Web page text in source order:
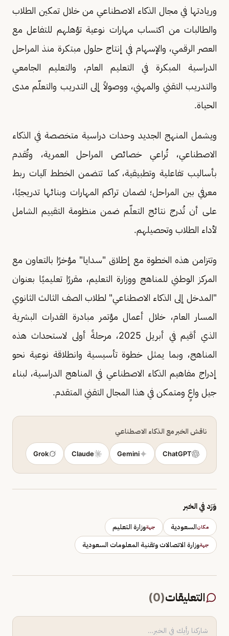
وريادتها في مجال الذكاء الاصطناعي من خلال تمكين الطلاب
والطالبات من اكتساب مهارات نوعية تؤهلهم للتفاعل مع
العصر الرقمي، والإسهام في إنتاج حلول مبتكرة منذ المراحل
الدراسية المبكرة في التعليم العام، والتعليم الجامعي
والتدريب التقني والمهني، ووصولاً إلى التدريب والتعلّم مدى
الحياة.
ويشمل المنهج الجديد وحدات دراسية متخصصة في الذكاء
الاصطناعي، تُراعي خصائص المراحل العمرية، وتُقدم
بأساليب تفاعلية وتطبيقية، كما تتضمن الخطط آليات ربط
معرفي بين المراحل؛ لضمان تراكم المهارات وبنائها تدريجيًا،
على أن تُدرج نتائج التعلّم ضمن منظومة التقييم الشامل
لأداء الطلاب وتحصيلهم.
وتتزامن هذه الخطوة مع إطلاق "سدايا" مؤخرًا بالتعاون مع
المركز الوطني للمناهج ووزارة التعليم، مقررًا تعليميًا بعنوان
"المدخل إلى الذكاء الاصطناعي" لطلاب الصف الثالث الثانوي
المسار العام، خلال أعمال مؤتمر مبادرة القدرات البشرية
الذي أقيم في أبريل 2025، مرحلةً أولى لاستحداث هذه
المناهج، وبما يمثل خطوة تأسيسية وانطلاقة نوعية نحو
إدراج مفاهيم الذكاء الاصطناعي في المناهج الدراسية، لبناء
جيل واعٍ ومتمكن في هذا المجال التقني المتقدم.
ناقش الخبر مع الذكاء الاصطناعي
ChatGPT
Gemini
Claude
Grok
وَرَد في الخبر
مكانالسعودية جهةوزارة التعليم
جهةوزارة الاتصالات وتقنية المعلومات السعودية
التعليقات(
0
)